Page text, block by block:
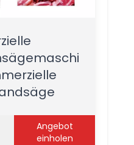
Angebot
einholen